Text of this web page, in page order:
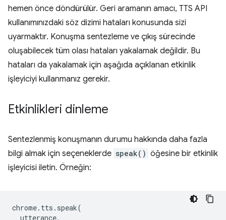
hemen önce döndürülür. Geri aramanın amacı, TTS API
kullanımınızdaki söz dizimi hataları konusunda sizi
uyarmaktır. Konuşma sentezleme ve çıkış sürecinde
oluşabilecek tüm olası hataları yakalamak değildir. Bu
hataları da yakalamak için aşağıda açıklanan etkinlik
işleyiciyi kullanmanız gerekir.
Etkinlikleri dinleme
Sentezlenmiş konuşmanın durumu hakkında daha fazla
bilgi almak için seçeneklerde speak() öğesine bir etkinlik
işleyicisi iletin. Örneğin:
chrome. tts . speak(
utterance,